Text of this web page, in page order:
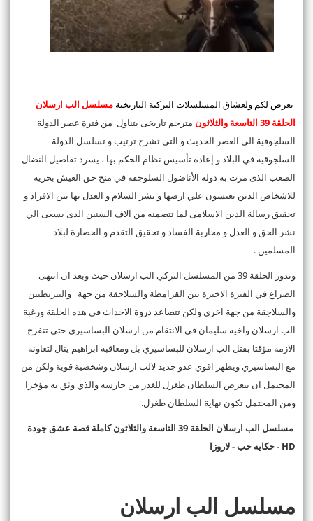
نعرض لكم ولعشاق المسلسلات التركية التاريخية مسلسل الب ارسلان
الحلقة 39 التاسعة والثلاثون
مترجم تاريخى يتناول من فترة عصر الدولة
السلجوقية الي العصر الحديث و التى تشرح ترتيب و تسلسل الدولة
السلجوقية في البلاد و إعادة تأسيس نظام الحكم بها ، يسرد تفاصيل النضال
الصعب الذى مرت به دولة الأناضول السلوجقة في منح حق العيش بحرية
للاشخاص الذين يعيشون علي ارضها و نشر السلام و العدل بها بين الافراد و
تحقيق رسالة الدين الاسلامى لما تتضمنه من آلاف السنين الذى يسعى الي
نشر الحق و العدل و محاربة الفساد و تحقيق التقدم و الحضارة لبلاد
المسلمين .
وتدور الحلقة 39 من المسلسل التركي الب ارسلان حيث وبعد ان انتهى
الصراع في الفترة الاخيرة بين القرامطة والسلاجقة من جهة والبيزنطيين
والسلاجقة من جهة اخرى ولكن تتصاعد ذروة الاحداث في هذه الحلقة ورغبة
الب ارسلان واخيه سليمان في الانتقام من ارسلان البساسيري حتى تنفرج
الازمة مؤقتا بقتل الب ارسلان للبساسيري بل ومعاقبة ابراهيم ينال لتعاونه
مع البساسيري ويظهر اقوي عدو جديد لالب ارسلان وشخصية قوية ولكن من
المحتمل ان يتعرض السلطان طغرل للغدر من حارسه والذي وثق به مؤخرا
ومن المحتمل تكون نهاية السلطان طغرل.
مسلسل الب ارسلان الحلقة 39 التاسعة والثلاثون كاملة قصة عشق جودة
HD -
حكايه حب - لاروزا
مسلسل الب ارسلان